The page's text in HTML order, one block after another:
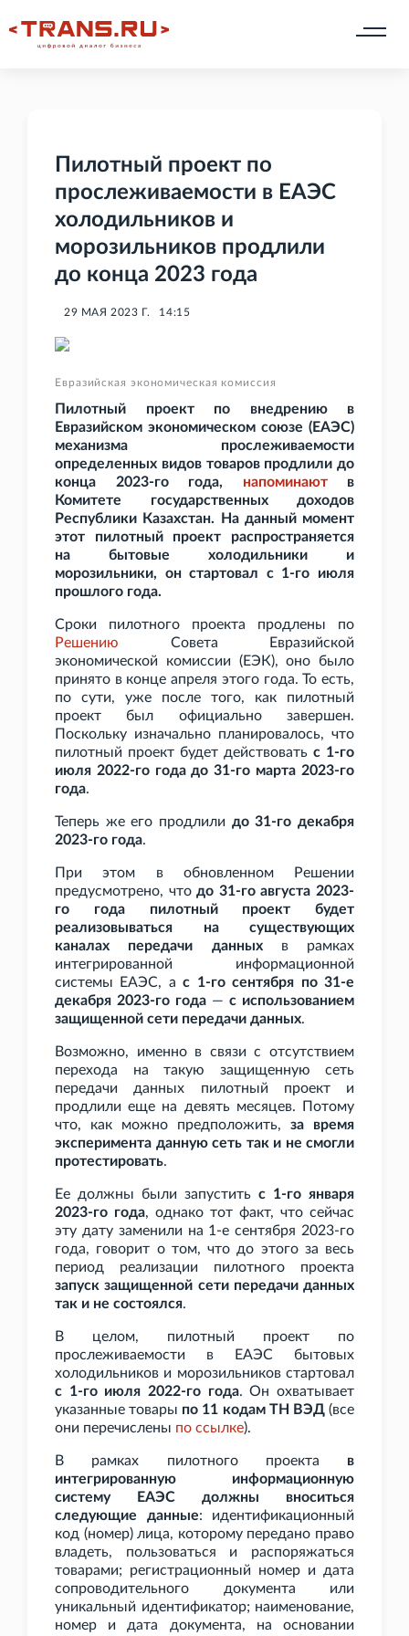
Пилотный проект по
прослеживаемости в ЕАЭС
холодильников и
морозильников продлили
до конца 2023 года
29 МАЯ 2023 Г. 14:15
Евразийская экономическая комиссия
Пилотный проект по внедрению в
Евразийском экономическом союзе (ЕАЭС)
механизма прослеживаемости
определенных видов товаров продлили до
конца 2023-го года, напоминаютв
Комитете государственных доходов
Республики Казахстан. На данный момент
этот пилотный проект распространяется
на бытовые холодильники и
морозильники, он стартовал с 1-го июля
прошлого года.
Сроки пилотного проекта продлены по
Решению Совета Евразийской
экономической комиссии (ЕЭК), оно было
принято в конце апреля этого года. То есть,
по сути, уже после того, как пилотный
проект был официально завершен.
Поскольку изначально планировалось, что
пилотный проект будет действовать с 1-го
июля 2022-го года до 31-го марта 2023-го
года.
Теперь же его продлили до 31-го декабря
2023-го года.
При этом в обновленном Решении
предусмотрено, чтодо 31-го августа 2023-
го года пилотный проект будет
реализовываться на существующих
каналах передачи данныхв рамках
интегрированной информационной
системы ЕАЭС, ас 1-го сентября по 31-е
декабря 2023-го года — с использованием
защищенной сети передачи данных.
Возможно, именно в связи с отсутствием
перехода на такую защищенную сеть
передачи данных пилотный проект и
продлили еще на девять месяцев. Потому
что, как можно предположить, за время
эксперимента данную сеть так и не смогли
протестировать.
Ее должны были запустить с 1-го января
2023-го года, однако тот факт, что сейчас
эту дату заменили на 1-е сентября 2023-го
года, говорит о том, что до этого за весь
период реализации пилотного проекта
запуск защищенной сети передачи данных
так и не состоялся.
В целом, пилотный проект по
прослеживаемости в ЕАЭС бытовых
холодильников и морозильников стартовал
с 1-го июля 2022-го года. Он охватывает
указанные товары по 11 кодам ТН ВЭД(все
они перечислены по ссылке).
В рамках пилотного проекта в
интегрированную информационную
систему ЕАЭС должны вноситься
следующие данные: идентификационный
код (номер) лица, которому передано право
владеть, пользоваться и распоряжаться
товарами; регистрационный номер и дата
сопроводительного документа или
уникальный идентификатор; наименование,
номер и дата документа, на основании